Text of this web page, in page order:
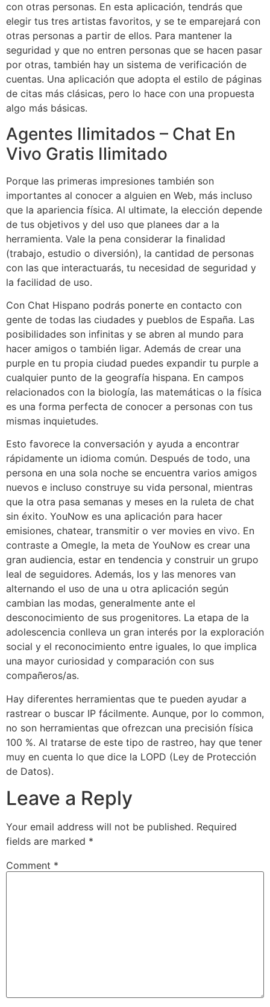
con otras personas. En esta aplicación, tendrás que
elegir tus tres artistas favoritos, y se te emparejará con
otras personas a partir de ellos. Para mantener la
seguridad y que no entren personas que se hacen pasar
por otras, también hay un sistema de verificación de
cuentas. Una aplicación que adopta el estilo de páginas
de citas más clásicas, pero lo hace con una propuesta
algo más básicas.
Agentes Ilimitados – Chat En
Vivo Gratis Ilimitado
Porque las primeras impresiones también son
importantes al conocer a alguien en Web, más incluso
que la apariencia física. Al ultimate, la elección depende
de tus objetivos y del uso que planees dar a la
herramienta. Vale la pena considerar la finalidad
(trabajo, estudio o diversión), la cantidad de personas
con las que interactuarás, tu necesidad de seguridad y
la facilidad de uso.
Con Chat Hispano podrás ponerte en contacto con
gente de todas las ciudades y pueblos de España. Las
posibilidades son infinitas y se abren al mundo para
hacer amigos o también ligar. Además de crear una
purple en tu propia ciudad puedes expandir tu purple a
cualquier punto de la geografía hispana. En campos
relacionados con la biología, las matemáticas o la física
es una forma perfecta de conocer a personas con tus
mismas inquietudes.
Esto favorece la conversación y ayuda a encontrar
rápidamente un idioma común. Después de todo, una
persona en una sola noche se encuentra varios amigos
nuevos e incluso construye su vida personal, mientras
que la otra pasa semanas y meses en la ruleta de chat
sin éxito. YouNow es una aplicación para hacer
emisiones, chatear, transmitir o ver movies en vivo. En
contraste a Omegle, la meta de YouNow es crear una
gran audiencia, estar en tendencia y construir un grupo
leal de seguidores. Además, los y las menores van
alternando el uso de una u otra aplicación según
cambian las modas, generalmente ante el
desconocimiento de sus progenitores. La etapa de la
adolescencia conlleva un gran interés por la exploración
social y el reconocimiento entre iguales, lo que implica
una mayor curiosidad y comparación con sus
compañeros/as.
Hay diferentes herramientas que te pueden ayudar a
rastrear o buscar IP fácilmente. Aunque, por lo common,
no son herramientas que ofrezcan una precisión física
100 %. Al tratarse de este tipo de rastreo, hay que tener
muy en cuenta lo que dice la LOPD (Ley de Protección
de Datos).
Leave a Reply
Your email address will not be published. Required
fields are marked *
Comment *